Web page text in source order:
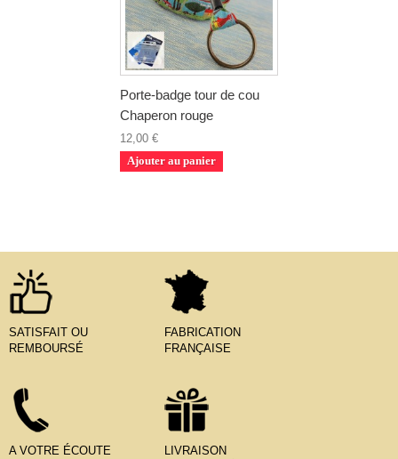
Porte-badge tour de cou
Chaperon rouge
12,00 €
Ajouter au panier
SATISFAIT OU
REMBOURSÉ
FABRICATION
FRANÇAISE
A VOTRE ÉCOUTE
LIVRAISON